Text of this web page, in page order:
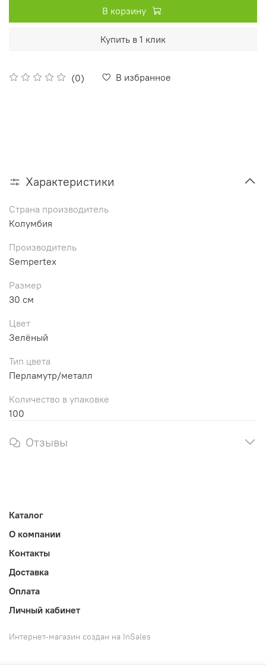
(0) В избранное
В корзину
Купить в 1 клик
Характеристики
Страна производитель
Колумбия
Производитель
Sempertex
Размер
30 см
Цвет
Зелёный
Тип цвета
Перламутр/металл
Количество в упаковке
100
Отзывы
Каталог
О компании
Контакты
Доставка
Оплата
Личный кабинет
Интернет-магазин создан на InSales